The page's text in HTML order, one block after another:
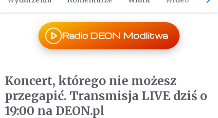
Radio DEON Modlitwa
Koncert, którego nie możesz
przegapić. Transmisja LIVE dziś o
19:00 na DEON.pl